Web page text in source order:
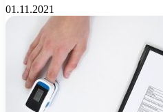
01.11.2021